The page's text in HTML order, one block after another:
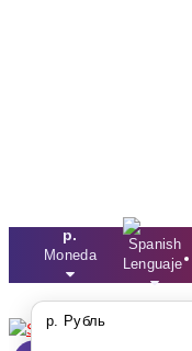
р.
Moneda
р. Рубль
Lenguaje